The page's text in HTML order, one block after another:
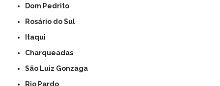
Dom Pedrito
Rosário do Sul
Itaqui
Charqueadas
São Luiz Gonzaga
Rio Pardo